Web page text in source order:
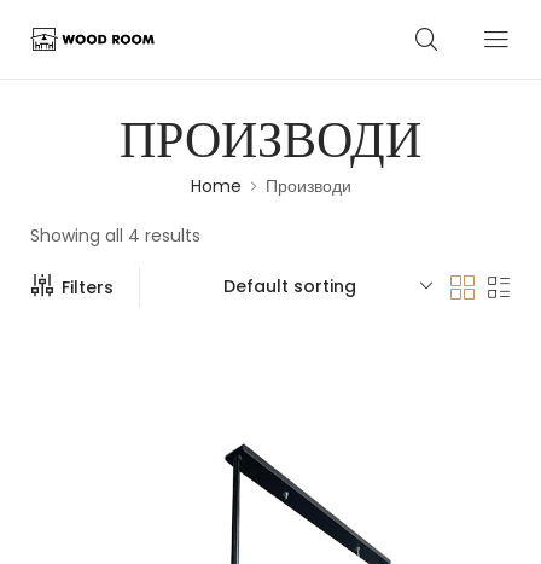
ПРОИЗВОДИ
Home Производи
Showing all 4 results
Filters Default sorting